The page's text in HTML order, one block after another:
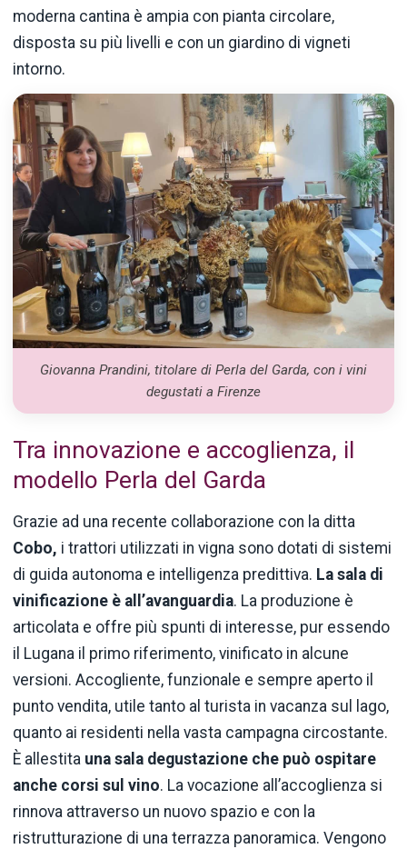
moderna cantina è ampia con pianta circolare,
disposta su più livelli e con un giardino di vigneti
intorno.
Giovanna Prandini, titolare di Perla del Garda, con i vini
degustati a Firenze
Tra innovazione e accoglienza, il
modello Perla del Garda
Grazie ad una recente collaborazione con la ditta
Cobo, i trattori utilizzati in vigna sono dotati di sistemi
di guida autonoma e intelligenza predittiva. La sala di
vinificazione è all’avanguardia. La produzione è
articolata e offre più spunti di interesse, pur essendo
il Lugana il primo riferimento, vinificato in alcune
versioni. Accogliente, funzionale e sempre aperto il
punto vendita, utile tanto al turista in vacanza sul lago,
quanto ai residenti nella vasta campagna circostante.
È allestita una sala degustazione che può ospitare
anche corsi sul vino. La vocazione all’accoglienza si
rinnova attraverso un nuovo spazio e con la
ristrutturazione di una terrazza panoramica. Vengono